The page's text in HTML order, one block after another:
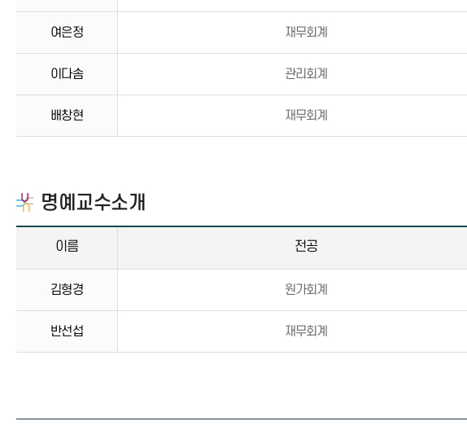
여은정 재무회계
이다솜 관리회계
배창현 재무회계
명예교수소개
이름 전공
김형경 원가회계
반선섭 재무회계